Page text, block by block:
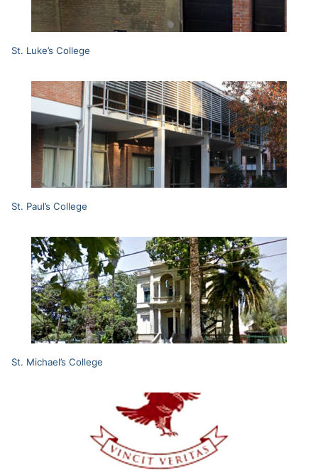
St. Luke’s College
St. Paul’s College
St. Michael’s College